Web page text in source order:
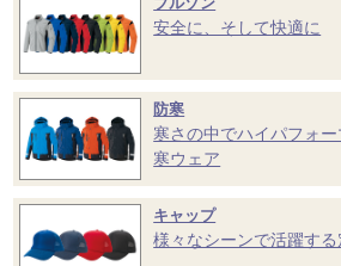
安全に、そして快適に
防寒
寒さの中でハイパフォ
寒ウェア
キャップ
様々なシーンで活躍す